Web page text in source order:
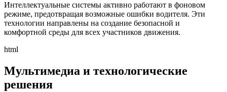
Интеллектуальные системы активно работают в фоновом
режиме, предотвращая возможные ошибки водителя. Эти
технологии направлены на создание безопасной и
комфортной среды для всех участников движения.
html
Мультимедиа и технологические
решения